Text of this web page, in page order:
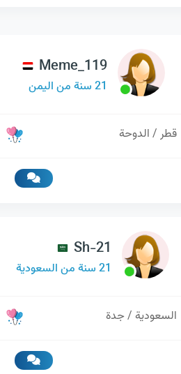
Meme_119
21 سنة من اليمن
قطر / الدوحة
Sh-21
21 سنة من السعودية
السعودية / جدة